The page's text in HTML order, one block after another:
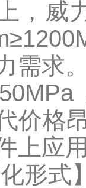
，威
需
价格
上应
化形